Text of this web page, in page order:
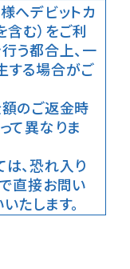
へデビットカ
む）をご利
う都合上、一
する場合がご
のご返金時
て異なりま
、恐れ入り
直接お問い
たします。